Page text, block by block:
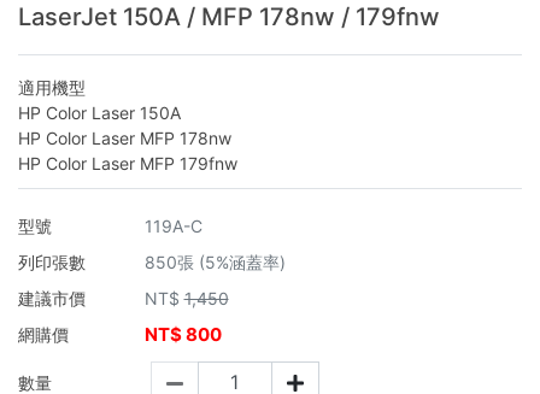
LaserJet 150A / MFP 178nw / 179fnw
適用機型
HP Color Laser 150A
HP Color Laser MFP 178nw
HP Color Laser MFP 179fnw
型號
119A-C
列印張數
850張 (5%涵蓋率)
建議市價
NT$ 1,450
網購價
NT$800
數量